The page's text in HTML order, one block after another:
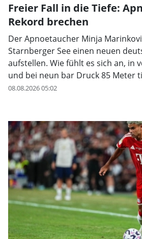
Freier Fall in die Tiefe:
Rekord brechen
Der Apnoetaucher Minja
Starnberger See einen neuen
aufstellen. Wie fühlt es sich an, in
und bei neun bar Druck 85 Meter
08.08.2026 05:02